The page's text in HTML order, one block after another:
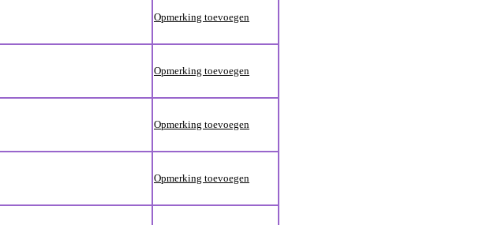
Opmerking toevoegen
Opmerking toevoegen
Opmerking toevoegen
Opmerking toevoegen